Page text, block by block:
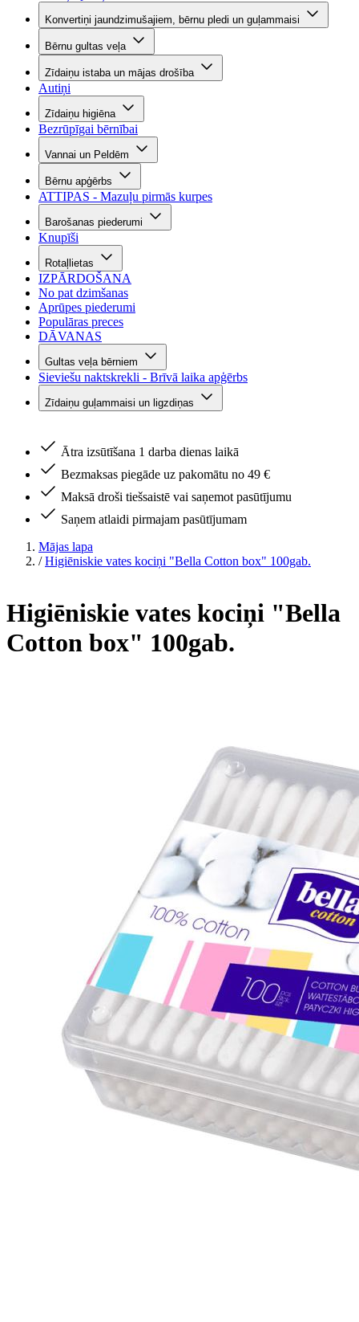
Konvertiņi jaundzimušajiem, bērnu pledi un guļammaisi
Bērnu gultas veļa
Zīdaiņu istaba un mājas drošība
Autiņi
Zīdaiņu higiēna
Bezrūpīgai bērnībai
Vannai un Peldēm
Bērnu apģērbs
ATTIPAS - Mazuļu pirmās kurpes
Barošanas piederumi
Knupīši
Rotaļlietas
IZPĀRDOŠANA
No pat dzimšanas
Aprūpes piederumi
Populāras preces
DĀVANAS
Gultas veļa bērniem
Sieviešu naktskrekli - Brīvā laika apģērbs
Zīdaiņu guļammaisi un ligzdiņas
Ātra izsūtīšana 1 darba dienas laikā
Bezmaksas piegāde uz pakomātu no 49 €
Maksā droši tiešsaistē vai saņemot pasūtījumu
Saņem atlaidi pirmajam pasūtījumam
Mājas lapa
/ Higiēniskie vates kociņi "Bella Cotton box" 100gab.
Higiēniskie vates kociņi "Bella
Cotton box" 100gab.